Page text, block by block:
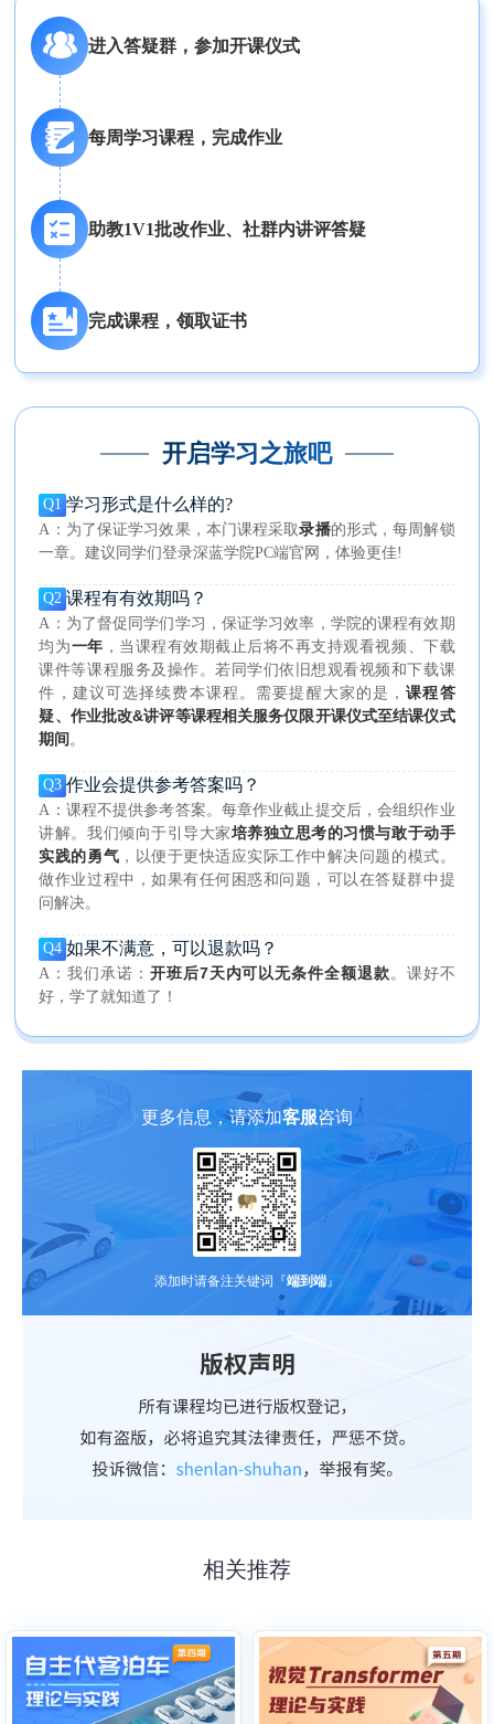
进入答疑群，参加开课仪式
每周学习课程，完成作业
助教1V1批改作业、社群内讲评答疑
完成课程，领取证书
开启学习之旅吧
Q1 学习形式是什么样的?
A：为了保证学习效果，本门课程采取录播的形式，每周解锁
一章。建议同学们登录深蓝学院PC端官网，体验更佳!
Q2 课程有有效期吗？
A：为了督促同学们学习，保证学习效率，学院的课程有效期
均为一年 ，当课程有效期截止后将不再支持观看视频、下载
课件等课程服务及操作。若同学们依旧想观看视频和下载课
件，建议可选择续费本课程。需要提醒大家的是，课程答
疑、作业批改&讲评等课程相关服务仅限开课仪式至结课仪式
期间 。
Q3 作业会提供参考答案吗？
A：课程不提供参考答案。每章作业截止提交后，会组织作业
讲解。我们倾向于引导大家培养独立思考的习惯与敢于动手
实践的勇气 ，以便于更快适应实际工作中解决问题的模式。
做作业过程中，如果有任何困惑和问题，可以在答疑群中提
问解决。
Q4 如果不满意，可以退款吗？
A：我们承诺： 开班后7天内可以无条件全额退款。课好不
好，学了就知道了！
更多信息，请添加客服咨询
添加时请备注关键词『端到端』
相关推荐